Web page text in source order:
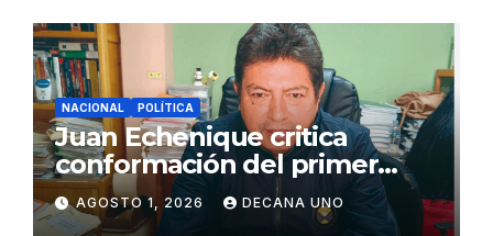
NACIONAL POLÍTICA
Juan Echenique critica
conformación del primer
gabinete ministerial de Keiko
Fujimori
AGOSTO 1, 2026 DECANA UNO